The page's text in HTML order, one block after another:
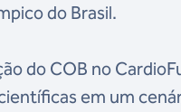
do Brasil.
do COB no
em um